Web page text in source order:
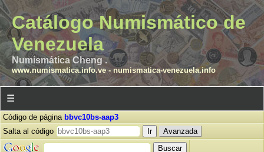
Catálogo Numismático de
Venezuela
Numismática Cheng .
www.numismatica.info.ve- numismatica-venezuela.info
☰
Código de página bbvc10bs-aap3
Salta al código
Avanzada